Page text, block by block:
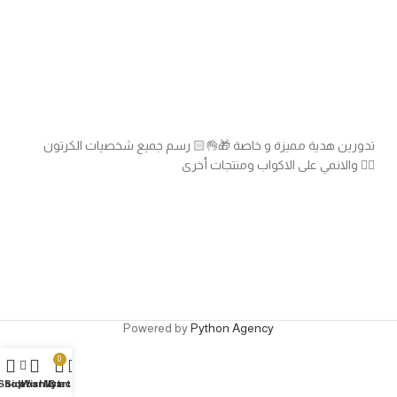
تدورين هدية مميزة و خاصة 🎁👌🏻 رسم جميع شخصيات الكرتون
والانمي على الاكواب ومنتجات أخرى 👍🏻
Powered byPython Agency
SidebarWishlist
0
Cart
My account